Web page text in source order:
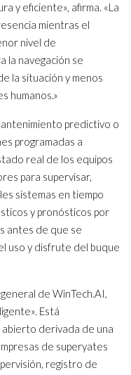
y eficiente», afirma. «La
mientras el
nivel de
la navegación se
la situación y menos
humanos.»
predictivo o
programadas a
real de los equipos
para supervisar,
sistemas en tiempo
y pronósticos por
antes de que se
uso y disfrute del buque
de WinTech.AI,
Está
derivada de una
de superyates
registro de